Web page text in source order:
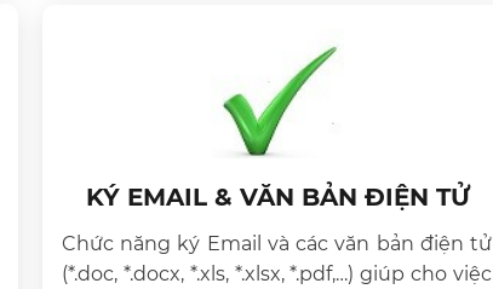
KÝ EMAIL & VĂN BẢN ĐIỆN TỬ
Chức năng ký Email và các văn bản điện tử
(*.doc, *.docx, *.xls, *.xlsx, *.pdf,…) giúp cho việc